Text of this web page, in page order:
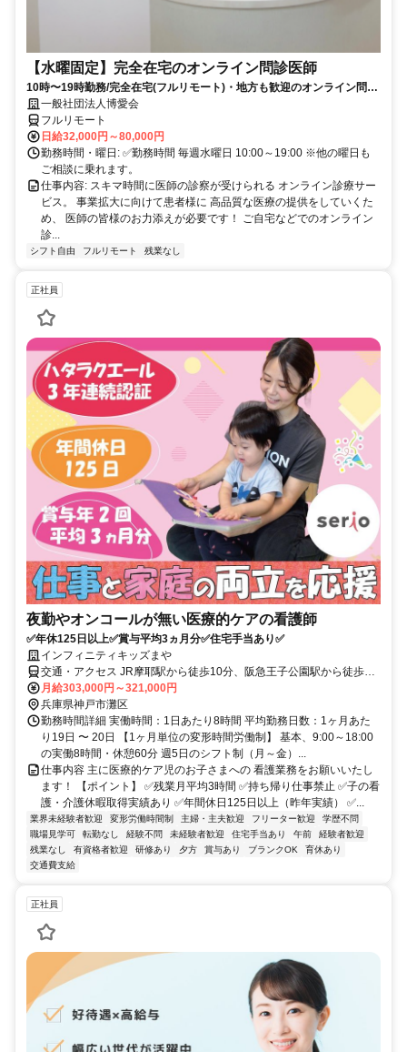
【水曜固定】完全在宅のオンライン問診医師
10時〜19時勤務/完全在宅(フルリモート)・地方も歓迎のオンライン問診
業務一般社団法人博愛会
フルリモート
日給32,000円～80,000円
勤務時間・曜日: ✅勤務時間 毎週水曜日 10:00～19:00 ※他の曜日も
ご相談に乗れます。
仕事内容: スキマ時間に医師の診察が受けられる オンライン診療サー
ビス。 事業拡大に向けて患者様に 高品質な医療の提供をしていくた
め、 医師の皆様のお力添えが必要です！ ご自宅などでのオンライン
診...
シフト自由 フルリモート 残業なし
正社員
夜勤やオンコールが無い医療的ケアの看護師
✅年休125日以上✅賞与平均3ヵ月分✅住宅手当あり✅
インフィニティキッズまや
交通・アクセス JR摩耶駅から徒歩10分、阪急王子公園駅から徒歩15
分
月給303,000円～321,000円
兵庫県神戸市灘区
勤務時間詳細 実働時間：1日あたり8時間 平均勤務日数：1ヶ月あた
り19日 〜 20日 【1ヶ月単位の変形時間労働制】 基本、9:00～18:00
の実働8時間・休憩60分 週5日のシフト制（月～金）...
仕事内容 主に医療的ケア児のお子さまへの 看護業務をお願いいたし
ます！ 【ポイント】 ✅残業月平均3時間 ✅持ち帰り仕事禁止 ✅子の看
護・介護休暇取得実績あり ✅年間休日125日以上（昨年実績） ✅...
業界未経験者歓迎 変形労働時間制 主婦・主夫歓迎 フリーター歓迎
学歴不問
職場見学可
転勤なし 経験不問 未経験者歓迎 住宅手当あり 午前
経験者歓迎
残業なし
有資格者歓迎 研修あり 夕方 賞与あり ブランクOK
育休あり
交通費支給
正社員